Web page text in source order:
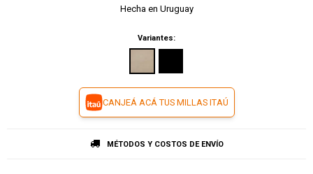
Hecha en Uruguay
Variantes:
CANJEÁ ACÁ TUS MILLAS ITAÚ
MÉTODOS Y COSTOS DE ENVÍO